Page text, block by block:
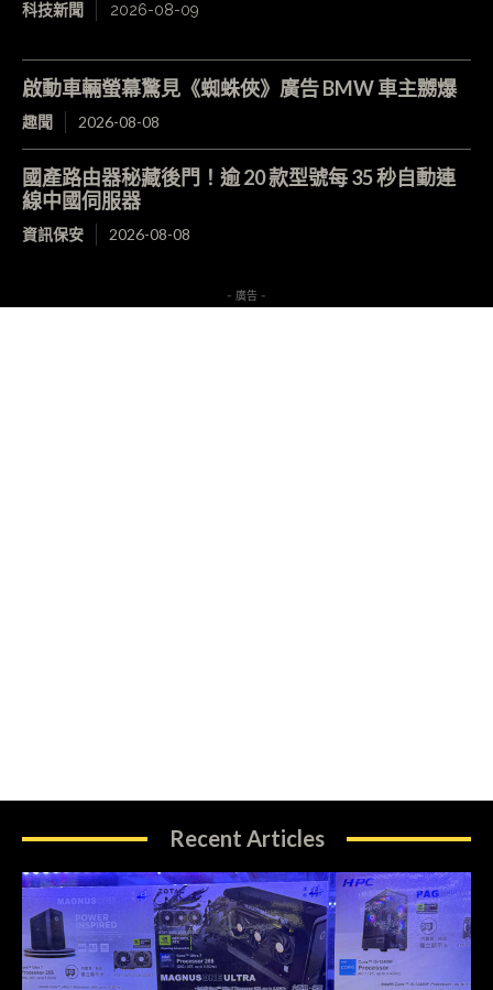
科技新聞 2026-08-09
啟動車輛螢幕驚見《蜘蛛俠》廣告 BMW 車主嬲爆
趣聞 2026-08-08
國產路由器秘藏後門！逾 20 款型號每 35 秒自動連
線中國伺服器
資訊保安 2026-08-08
- 廣告 -
Recent Articles